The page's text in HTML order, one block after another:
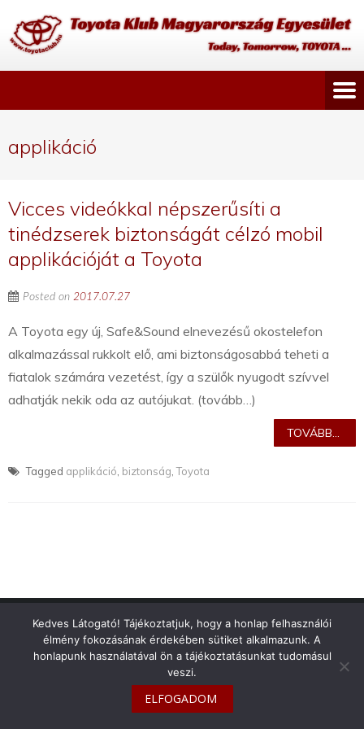
applikáció
Vicces videókkal népszerűsíti a
tinédzserek biztonságát célzó mobil
applikációját a Toyota
Posted on 2017.07.27
A Toyota egy új, Safe&Sound elnevezésű okostelefon
alkalmazással rukkolt elő, ami biztonságosabbá teheti a
fiatalok számára vezetést, így a szülők nyugodt szívvel
adhatják nekik oda az autójukat. (tovább…)
TOVÁBB...
Tagged applikáció biztonság ,Toyota
Copyright © 2026Toyota Klub Magyarország
Kedves Látogató! Tájékoztatjuk, hogy a honlap felhasználói
élmény fokozásának érdekében sütiket alkalmazunk. A
honlapunk használatával ön a tájékoztatásunkat tudomásul
veszi.
ELFOGADOM